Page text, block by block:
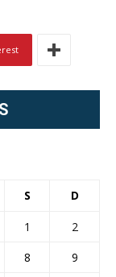
S D
1
2
8
9